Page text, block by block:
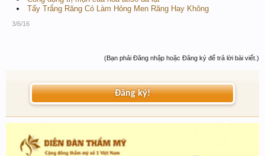
Tẩy Trắng Răng Có Làm Hỏng Men Răng Hay Không
3/6/16
(Bạn phải Đăng nhập hoặc Đăng ký để trả lời bài viết.)
Đăng ký!